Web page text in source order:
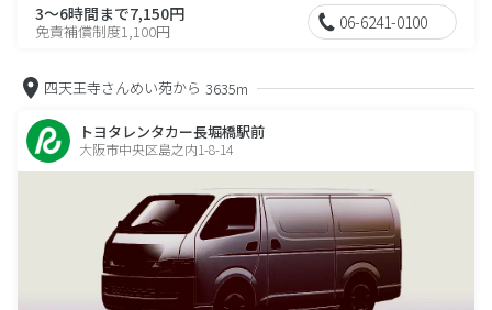
3～6時間まで7,150円
免責補償制度1,100円 06-6241-0100
四天王寺さんめい苑から 3635m
トヨタレンタカー長堀橋駅前
大阪市中央区島之内1-8-14